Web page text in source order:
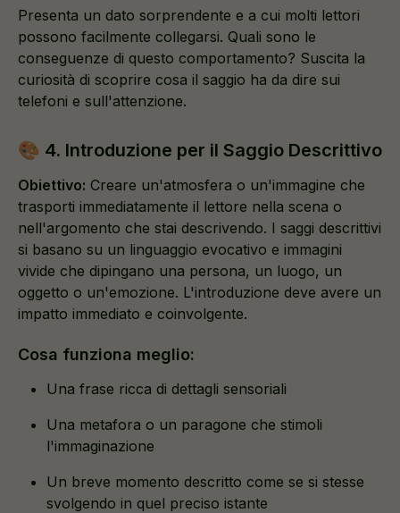
Presenta un dato sorprendente e a cui molti lettori
possono facilmente collegarsi. Quali sono le
conseguenze di questo comportamento? Suscita la
curiosità di scoprire cosa il saggio ha da dire sui
telefoni e sull'attenzione.
🎨 4. Introduzione per il Saggio Descrittivo
Obiettivo: Creare un'atmosfera o un'immagine che
trasporti immediatamente il lettore nella scena o
nell'argomento che stai descrivendo. I saggi descrittivi
si basano su un linguaggio evocativo e immagini
vivide che dipingano una persona, un luogo, un
oggetto o un'emozione. L'introduzione deve avere un
impatto immediato e coinvolgente.
Cosa funziona meglio:
Una frase ricca di dettagli sensoriali
Una metafora o un paragone che stimoli
l'immaginazione
Un breve momento descritto come se si stesse
svolgendo in quel preciso istante